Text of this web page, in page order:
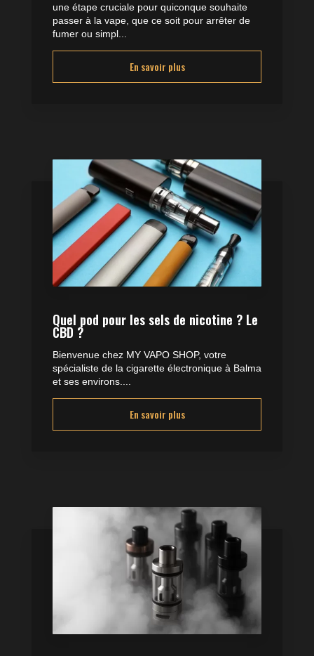
une étape cruciale pour quiconque souhaite
passer à la vape, que ce soit pour arrêter de
fumer ou simpl...
En savoir plus
Quel pod pour les sels de nicotine ? Le
CBD ?
Bienvenue chez MY VAPO SHOP, votre
spécialiste de la cigarette électronique à Balma
et ses environs....
En savoir plus